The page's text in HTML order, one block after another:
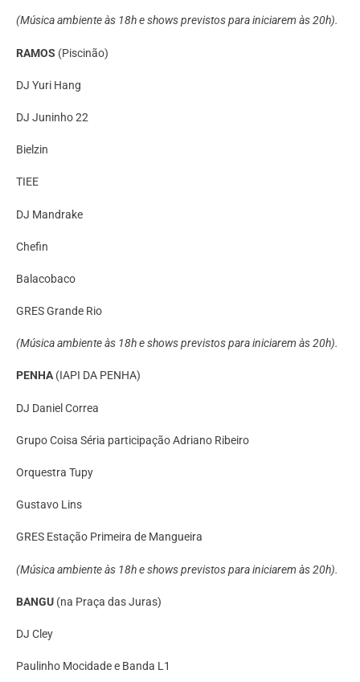
(Música ambiente às 18h e shows previstos para iniciarem às 20h).
RAMOS (Piscinão)
DJ Yuri Hang
DJ Juninho 22
Bielzin
TIEE
DJ Mandrake
Chefin
Balacobaco
GRES Grande Rio
(Música ambiente às 18h e shows previstos para iniciarem às 20h).
PENHA(IAPI DA PENHA)
DJ Daniel Correa
Grupo Coisa Séria participação Adriano Ribeiro
Orquestra Tupy
Gustavo Lins
GRES Estação Primeira de Mangueira
(Música ambiente às 18h e shows previstos para iniciarem às 20h).
BANGU (na Praça das Juras)
DJ Cley
Paulinho Mocidade e Banda L1